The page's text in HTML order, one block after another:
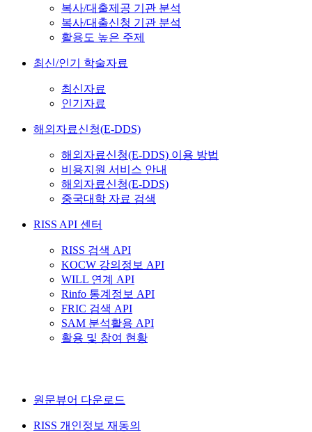
복사/대출제공 기관 분석
복사/대출신청 기관 분석
활용도 높은 주제
최신/인기 학술자료
최신자료
인기자료
해외자료신청(E-DDS)
해외자료신청(E-DDS) 이용 방법
비용지원 서비스 안내
해외자료신청(E-DDS)
중국대학 자료 검색
RISS API 센터
RISS 검색 API
KOCW 강의정보 API
WILL 연계 API
Rinfo 통계정보 API
FRIC 검색 API
SAM 분석활용 API
활용 및 참여 현황
원문뷰어 다운로드
RISS 개인정보 재동의